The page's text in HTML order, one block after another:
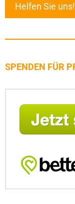
Helfen Sie uns!
SPENDEN FÜR